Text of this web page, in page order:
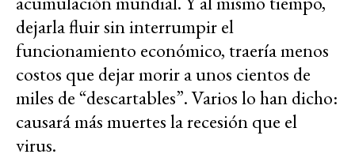
dejarla fluir sin interrumpir el
funcionamiento económico, traería menos
costos que dejar morir a unos cientos de
miles de “descartables”. Varios lo han dicho:
causará más muertes la recesión que el
virus.